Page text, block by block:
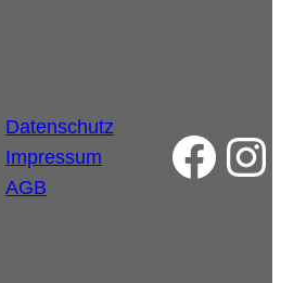
Datenschutz
Impressum
AGB